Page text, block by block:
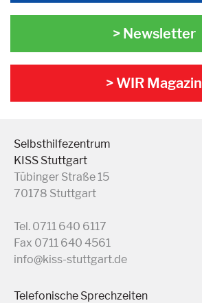
> Newsletter
> WIR Magazin
Selbsthilfezentrum
KISS Stuttgart
Tübinger Straße 15
70178 Stuttgart
Tel. 0711 640 6117
Fax 0711 640 4561
info@kiss-stuttgart.de
Telefonische Sprechzeiten